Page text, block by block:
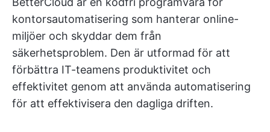
kontorsautomatisering som hanterar online-
miljöer och skyddar dem från
säkerhetsproblem. Den är utformad för att
förbättra IT-teamens produktivitet och
effektivitet genom att använda automatisering
för att effektivisera den dagliga driften.